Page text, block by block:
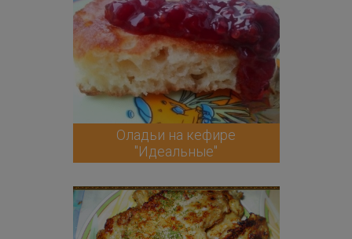
Оладьи на кефире
"Идеальные"